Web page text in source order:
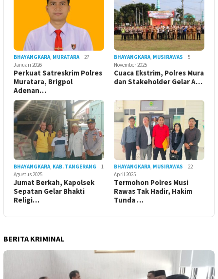
BHAYANGKARA, MURATARA
27
Januari 2026
Perkuat Satreskrim Polres
Muratara, Brigpol
Adenan…
BHAYANGKARA, MUSIRAWAS
5
November 2025
Cuaca Ekstrim, Polres Mura
dan Stakeholder Gelar A…
BHAYANGKARA, KAB. TANGERANG
1
Agustus 2025
Jumat Berkah, Kapolsek
Sepatan Gelar Bhakti
Religi…
BHAYANGKARA, MUSIRAWAS
22
April 2025
Termohon Polres Musi
Rawas Tak Hadir, Hakim
Tunda …
BERITA KRIMINAL